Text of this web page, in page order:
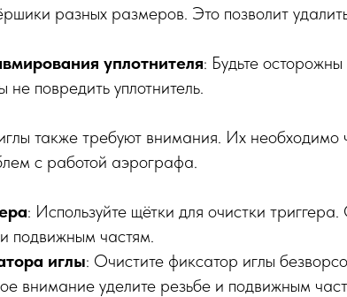
разных размеров. Это позволит
уплотнителя: Будьте
не повредить уплотнитель.
также требуют внимания. Их необходимо
с работой аэрографа.
: Используйте щётки для очистки
подвижным частям.
иглы: Очистите фиксатор иглы
внимание уделите резьбе и подвижным